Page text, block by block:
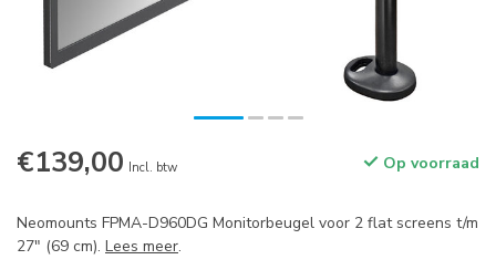
€139,00 Incl. btw Op voorraad
Neomounts FPMA-D960DG Monitorbeugel voor 2 flat screens t/m
27" (69 cm). Lees meer.